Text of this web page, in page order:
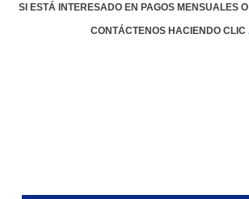
SI ESTÁ INTERESADO EN PAGOS MENSUALES
CONTÁCTENOS HACIENDO CLIC